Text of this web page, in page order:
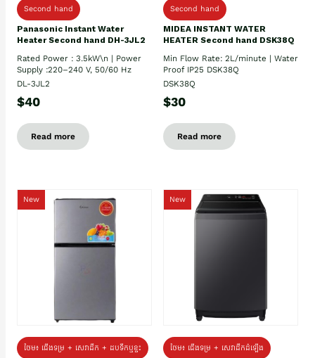
Second hand
Panasonic Instant Water
Heater Second hand DH-3JL2
Rated Power : 3.5kW\n | Power
Supply :220–240 V, 50/60 Hz
DL-3JL2
$40
Read more
Second hand
MIDEA INSTANT WATER
HEATER Second hand DSK38Q
Min Flow Rate: 2L/minute | Water
Proof IP25 DSK38Q
DSK38Q
$30
Read more
New
ថែម៖ ជេីងទម្រ + សេវាដឹក + ដបទឹកឬខ្ទះ
New
ថែម៖ ជើងទម្រ + សេវាដឹកដំឡើង